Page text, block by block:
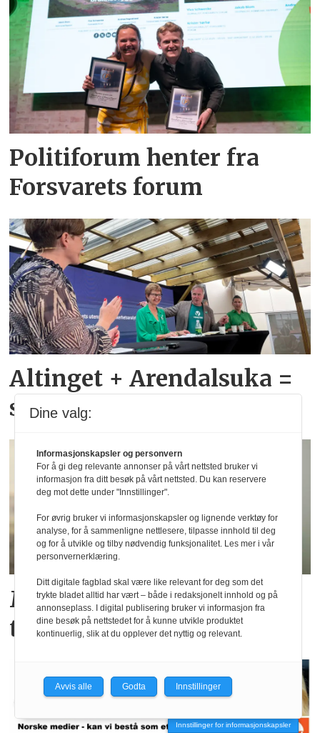
Politiforum henter fra
Forsvarets forum
Altinget + Arendalsuka =
sant
Morten og Marit kommer
til Fagpressedagen
Innstillinger for informasjonskapsler
Dine valg:
Informasjonskapsler og personvern
For å gi deg relevante annonser på vårt nettsted bruker vi
informasjon fra ditt besøk på vårt nettsted. Du kan reservere
deg mot dette under "Innstillinger".
For øvrig bruker vi informasjonskapsler og lignende verktøy for
analyse, for å sammenligne nettlesere, tilpasse innhold til deg
og for å utvikle og tilby nødvendig funksjonalitet. Les mer i vår
personvernerklæring.
Ditt digitale fagblad skal være like relevant for deg som det
trykte bladet alltid har vært – både i redaksjonelt innhold og på
annonseplass. I digital publisering bruker vi informasjon fra
dine besøk på nettstedet for å kunne utvikle produktet
kontinuerlig, slik at du opplever det nyttig og relevant.
Avvis alle Godta Innstillinger